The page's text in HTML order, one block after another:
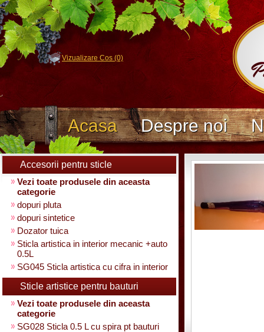
Vizualizare Cos (0)
Acasa Despre noi
Accesorii pentru sticle
Vezi toate produsele din aceasta
categorie
dopuri pluta
dopuri sintetice
Dozator tuica
Sticla artistica in interior mecanic +auto
0.5L
SG045 Sticla artistica cu cifra in interior
Sticle artistice pentru bauturi
Vezi toate produsele din aceasta
categorie
SG028 Sticla 0.5 L cu spira pt bauturi